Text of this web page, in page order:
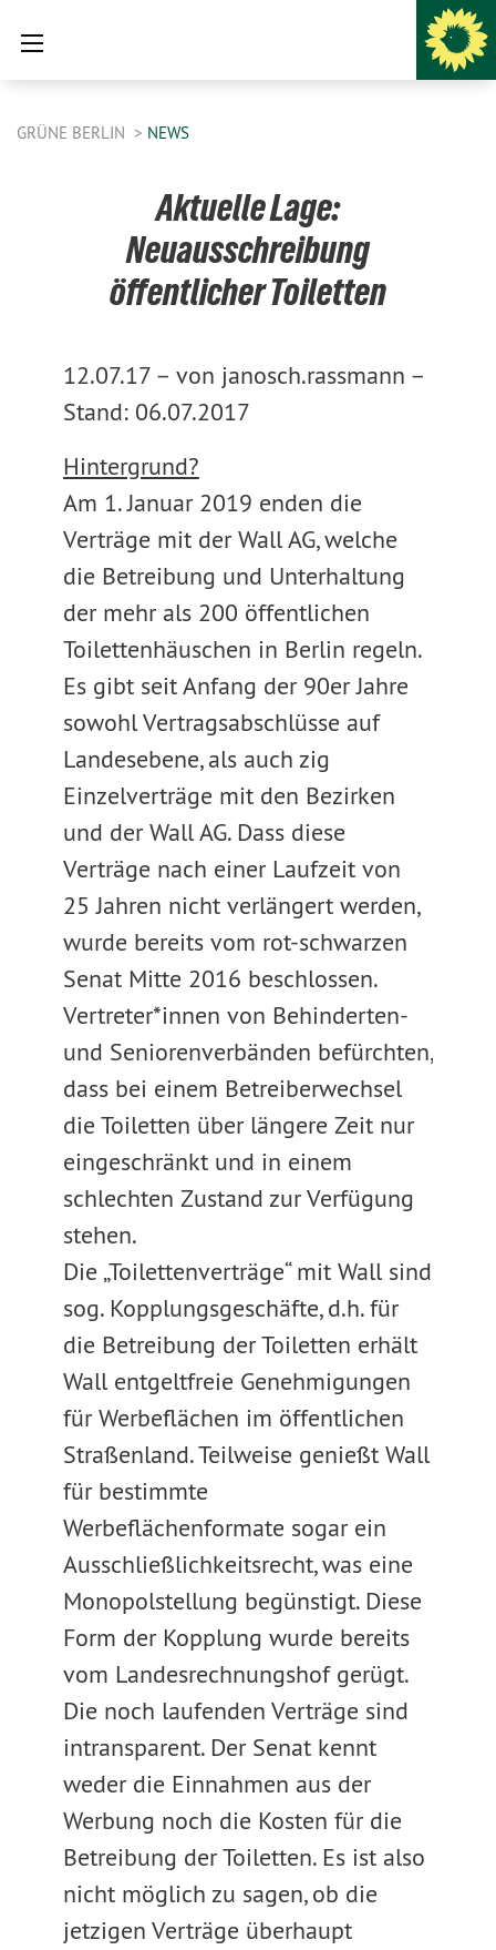
GRÜNE BERLIN NEWS
Aktuelle Lage:
Neuausschreibung
öffentlicher Toiletten
12.07.17 – von janosch.rassmann –
Stand: 06.07.2017
Hintergrund?
Am 1. Januar 2019 enden die
Verträge mit der Wall AG, welche
die Betreibung und Unterhaltung
der mehr als 200 öffentlichen
Toilettenhäuschen in Berlin regeln.
Es gibt seit Anfang der 90er Jahre
sowohl Vertragsabschlüsse auf
Landesebene, als auch zig
Einzelverträge mit den Bezirken
und der Wall AG. Dass diese
Verträge nach einer Laufzeit von
25 Jahren nicht verlängert werden,
wurde bereits vom rot-schwarzen
Senat Mitte 2016 beschlossen.
Vertreter*innen von Behinderten-
und Seniorenverbänden befürchten,
dass bei einem Betreiberwechsel
die Toiletten über längere Zeit nur
eingeschränkt und in einem
schlechten Zustand zur Verfügung
stehen.
Die „Toilettenverträge“ mit Wall sind
sog. Kopplungsgeschäfte, d.h. für
die Betreibung der Toiletten erhält
Wall entgeltfreie Genehmigungen
für Werbeflächen im öffentlichen
Straßenland. Teilweise genießt Wall
für bestimmte
Werbeflächenformate sogar ein
Ausschließlichkeitsrecht, was eine
Monopolstellung begünstigt. Diese
Form der Kopplung wurde bereits
vom Landesrechnungshof gerügt.
Die noch laufenden Verträge sind
intransparent. Der Senat kennt
weder die Einnahmen aus der
Werbung noch die Kosten für die
Betreibung der Toiletten. Es ist also
nicht möglich zu sagen, ob die
jetzigen Verträge überhaupt